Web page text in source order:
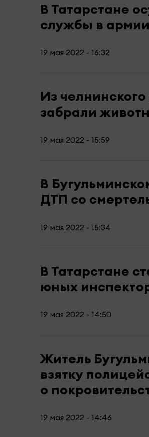
В Татарстане
службы в армии
19 мая 2022 - 16:32
Из
забрали
19 мая 2022 - 15:59
В
ДТП со
19 мая 2022 - 15:34
В Татарстане
юных
19 мая 2022 - 14:50
Житель
взятку
о
19 мая 2022 - 14:46